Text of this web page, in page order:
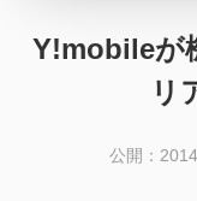
Y!mobileが
リ
公開：